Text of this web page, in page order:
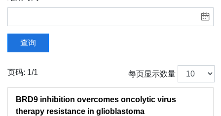
查询
页码: 1/1 每页显示数量
BRD9 inhibition overcomes oncolytic virus
therapy resistance in glioblastoma